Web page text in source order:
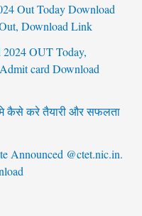
Out Today Download
Download Link
OUT Today,
card Download
कैसे करे तैयारी और सफलता
Announced @ctet.nic.in.